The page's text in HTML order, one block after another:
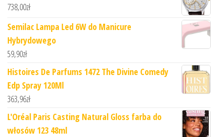
738,00zł
Semilac Lampa Led 6W do Manicure
Hybrydowego
59,90zł
Histoires De Parfums 1472 The Divine Comedy
Edp Spray 120Ml
363,96zł
L'Oréal Paris Casting Natural Gloss farba do
włosów 123 48ml